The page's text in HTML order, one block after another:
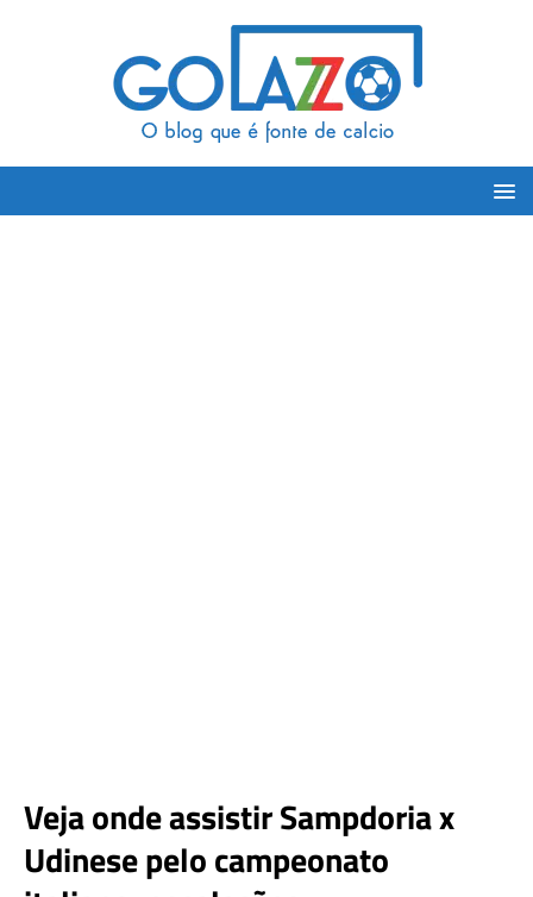
Veja onde assistir Sampdoria x
Udinese pelo campeonato